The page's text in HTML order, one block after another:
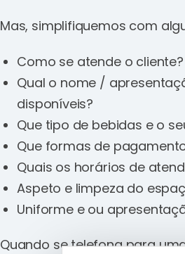
Mas, simplifiquemos com
Como se atende o cliente?
Qual o nome /
disponíveis?
Que tipo de bebidas e o
Que formas de
Quais os horários de
Aspeto e limpeza do
Uniforme e ou
Quando se telefona para